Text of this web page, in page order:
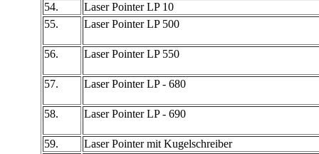
54.
Laser Pointer LP 10
55.
Laser Pointer LP 500
56. Laser Pointer LP 550
57. Laser Pointer LP - 680
58. Laser Pointer LP - 690
59.
Laser Pointer mit Kugelschreiber